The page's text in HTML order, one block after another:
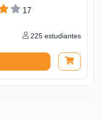
17
225 estudiantes